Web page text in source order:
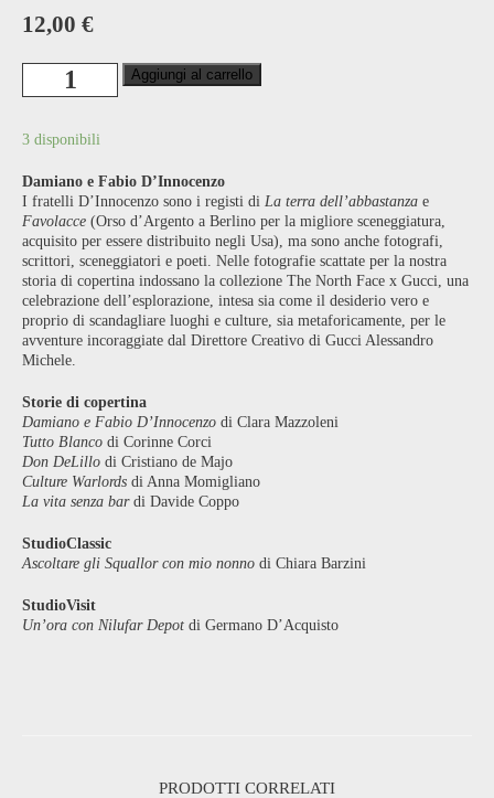
12,00 €
Damiano e Fabio D’Innocenzo
I fratelli D’Innocenzo sono i registi di La terra dell’abbastanza e
Favolacce (Orso d’Argento a Berlino per la migliore sceneggiatura,
acquisito per essere distribuito negli Usa), ma sono anche fotografi,
scrittori, sceneggiatori e poeti. Nelle fotografie scattate per la nostra
storia di copertina indossano la collezione The North Face x Gucci, una
celebrazione dell’esplorazione, intesa sia come il desiderio vero e
proprio di scandagliare luoghi e culture, sia metaforicamente, per le
avventure incoraggiate dal Direttore Creativo di Gucci Alessandro
Michele.
Storie di copertina
Damiano e Fabio D’Innocenzo di Clara Mazzoleni
Tutto Blanco di Corinne Corci
Don DeLillo di Cristiano de Majo
Culture Warlords di Anna Momigliano
La vita senza bardi Davide Coppo
StudioClassic
Ascoltare gli Squallor con mio nonno di Chiara Barzini
StudioVisit
Un’ora con Nilufar Depot di Germano D’Acquisto
3 disponibili
Rivista
n°46
Aggiungi al carrello
PRODOTTI CORRELATI